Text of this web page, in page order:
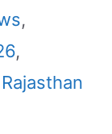
,
,
Rajasthan